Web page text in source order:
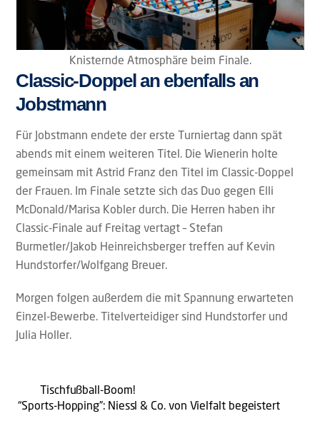
Knisternde Atmosphäre beim Finale.
Classic-Doppel an ebenfalls an
Jobstmann
Für Jobstmann endete der erste Turniertag dann spät
abends mit einem weiteren Titel. Die Wienerin holte
gemeinsam mit Astrid Franz den Titel im Classic-Doppel
der Frauen. Im Finale setzte sich das Duo gegen Elli
McDonald/Marisa Kobler durch. Die Herren haben ihr
Classic-Finale auf Freitag vertagt – Stefan
Burmetler/Jakob Heinreichsberger treffen auf Kevin
Hundstorfer/Wolfgang Breuer.
Morgen folgen außerdem die mit Spannung erwarteten
Einzel-Bewerbe. Titelverteidiger sind Hundstorfer und
Julia Holler.
Tischfußball-Boom!
“Sports-Hopping”: Niessl & Co. von Vielfalt begeistert